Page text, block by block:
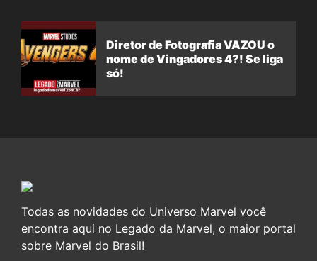
Diretor de Fotografia VAZOU o
nome de Vingadores 4?! Se liga
só!
Todas as novidades do Universo Marvel você
encontra aqui no Legado da Marvel, o maior portal
sobre Marvel do Brasil!